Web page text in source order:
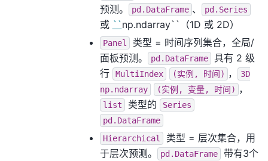
预测。
pd.DataFrame 、 pd.Series
或 ``np.ndarray``（1D 或 2D）
Panel
类型 = 时间序列集合，全局/
面板预测。
pd.DataFrame
具有 2 级
行
MultiIndex (实例, 时间) ，
3D
np.ndarray
(实例, 变量, 时间) ，
list 类型的
Series
pd.DataFrame
Hierarchical
类型 = 层次集合，用
于层次预测。
pd.DataFrame
带有3个